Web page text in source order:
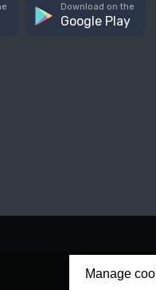
Manage
Download on the
Google Play